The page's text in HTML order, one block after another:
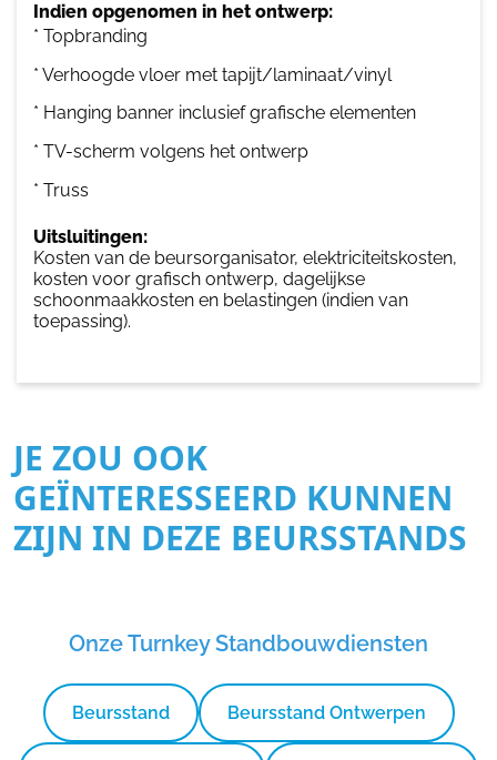
Indien opgenomen in het ontwerp:
* Topbranding
* Verhoogde vloer met tapijt/laminaat/vinyl
* Hanging banner inclusief grafische elementen
* TV-scherm volgens het ontwerp
* Truss
Uitsluitingen:
Kosten van de beursorganisator, elektriciteitskosten,
kosten voor grafisch ontwerp, dagelijkse
schoonmaakkosten en belastingen (indien van
toepassing).
JE ZOU OOK
GEÏNTERESSEERD KUNNEN
ZIJN IN DEZE BEURSSTANDS
Onze Turnkey Standbouwdiensten
Beursstand Beursstand Ontwerpen